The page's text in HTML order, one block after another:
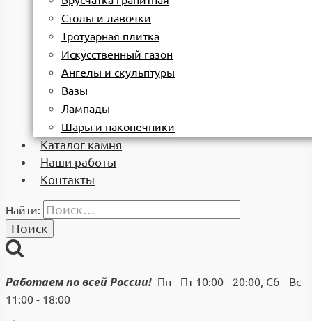
Столы и лавочки
Тротуарная плитка
Искусственный газон
Ангелы и скульптуры
Вазы
Лампады
Шары и наконечники
Каталог камня
Наши работы
Контакты
Найти:
Работаем по всей России! Пн - Пт 10:00 - 20:00, Сб - Вс
11:00 - 18:00